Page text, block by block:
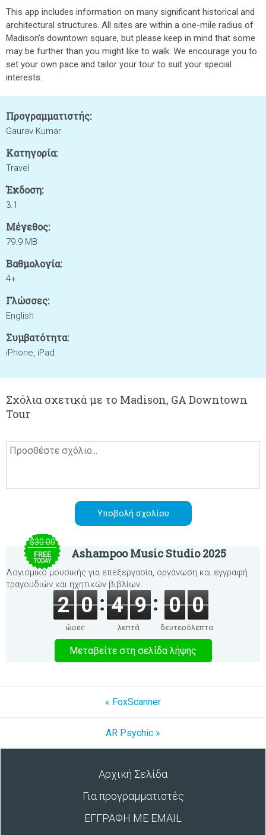
This app includes information on many significant historical and
architectural structures. All sites are within a one-mile radius of
Madison’s downtown square, but please keep in mind that some
may be further than you might like to walk. We encourage you to
set your own pace and tailor your tour to suit your special
interests.
Προγραμματιστής:
Gaurav Kumar
Κατηγορία:
Travel
Έκδοση:
3.1
Μέγεθος:
79.9 MB
Βαθμολογία:
4+
Γλώσσες:
English
Συμβατότητα:
iPhone, iPad
Σχόλια σχετικά με το Madison, GA Downtown
Tour
$30.00
FREE
TODAY
Ashampoo Music Studio 2025
Λογισμικό μουσικής για επεξεργασία, οργάνωση και εγγραφή
τραγουδιών και ηχητικών βιβλίων.
2 0
ώρες
4 9
λεπτά
0 0
δευτερόλεπτα
Μεταβείτε στη σελίδα λήψης
« FoxScanner
AR Psychic »
Αρχική Σελίδα
Για προγραμματιστές
ΕΓΓΡΑΦΗ ΜΕ EMAIL